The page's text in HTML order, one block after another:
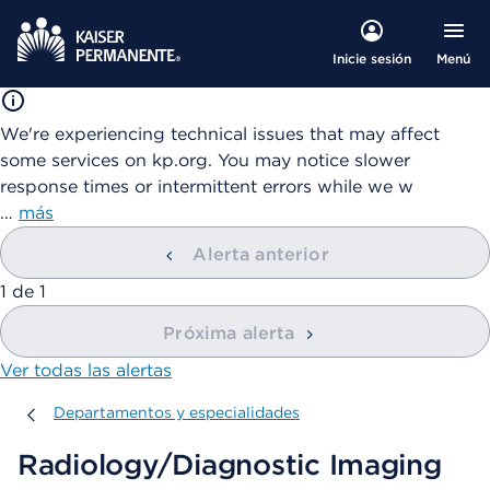
Inicie sesión Menú
We're experiencing technical issues that may affect
some services on kp.org. You may notice slower
response times or intermittent errors while we w
… más
Alerta anterior
mostrando
1 de 1
Próxima alerta
Ver todas las alertas
Departamentos y especialidades
Departamentos y especialidades
Radiology/Diagnostic Imaging